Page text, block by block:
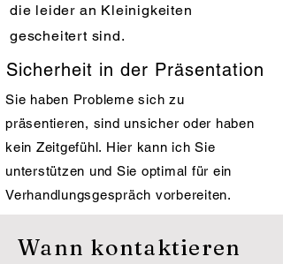
die leider an Kleinigkeiten
gescheitert sind.
Sicherheit in der Präsentation
Sie haben Probleme sich zu
präsentieren, sind unsicher oder haben
kein Zeitgefühl. Hier kann ich Sie
unterstützen und Sie optimal für ein
Verhandlungsgespräch vorbereiten.
Wann kontaktieren